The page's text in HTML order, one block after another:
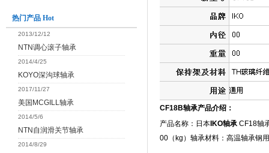
热门产品 Hot
2013/12/12
NTN调心滚子轴承
2014/4/25
KOYO深沟球轴承
2017/11/27
美国MCGILL轴承
2014/5/6
NTN自润滑关节轴承
2014/8/29
CF18B轴承产品介绍：
产品名称：日本 IKO轴承 CF18轴
00（kg）轴承材料：高温轴承钢